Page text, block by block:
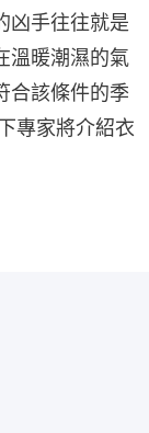
凶手往往就是
溫暖潮濕的氣
合該條件的季
專家將介紹衣